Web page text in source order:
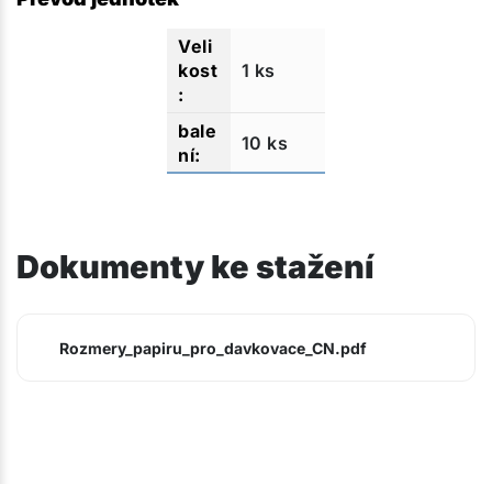
1 ks
10 ks
Dokumenty ke stažení
Rozmery_papiru_pro_davkovace_CN.pdf